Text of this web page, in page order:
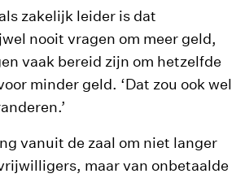
zakelijk leider is dat
nooit vragen om meer geld,
vaak bereid zijn om hetzelfde
minder geld. ‘Dat zou ook wel
vanuit de zaal om niet langer
maar van onbetaalde